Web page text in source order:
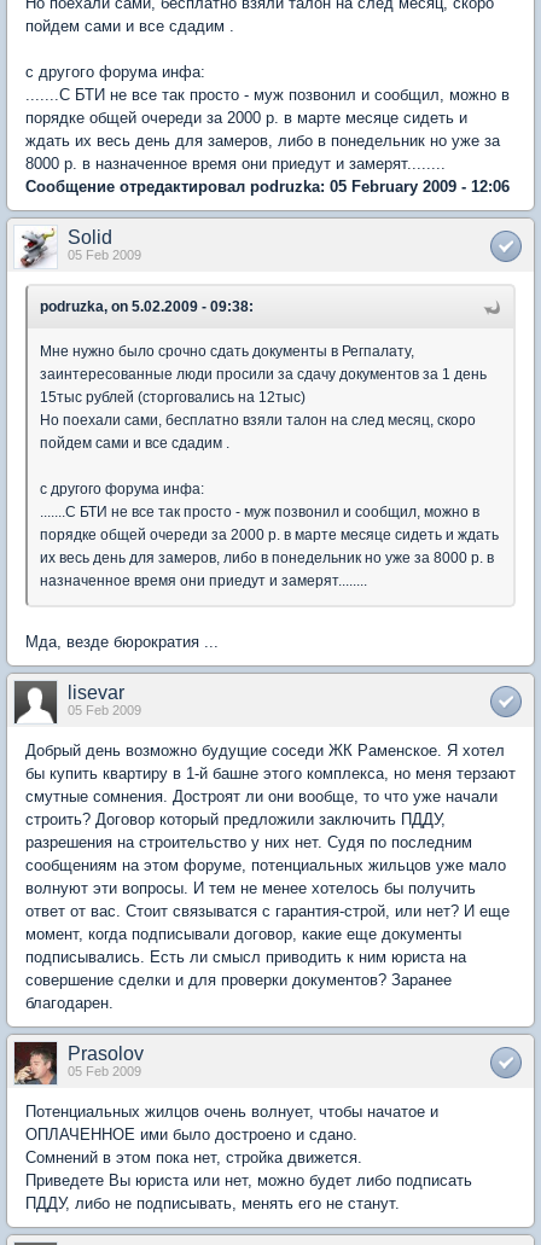
пойдем сами и все сдадим .
с другого форума инфа:
.......С БТИ не все так просто - муж позвонил и сообщил, можно в
порядке общей очереди за 2000 р. в марте месяце сидеть и
ждать их весь день для замеров, либо в понедельник но уже за
8000 р. в назначенное время они приедут и замерят........
Сообщение отредактировал podruzka: 05 February 2009 - 12:06
Solid
05 Feb 2009
podruzka, on 5.02.2009 - 09:38:
Мне нужно было срочно сдать документы в Регпалату,
заинтересованные люди просили за сдачу документов за 1 день
15тыс рублей (сторговались на 12тыс)
Но поехали сами, бесплатно взяли талон на след месяц, скоро
пойдем сами и все сдадим .
с другого форума инфа:
.......С БТИ не все так просто - муж позвонил и сообщил, можно в
порядке общей очереди за 2000 р. в марте месяце сидеть и ждать
их весь день для замеров, либо в понедельник но уже за 8000 р. в
назначенное время они приедут и замерят........
Мда, везде бюрократия ...
lisevar
05 Feb 2009
Добрый день возможно будущие соседи ЖК Раменское. Я хотел
бы купить квартиру в 1-й башне этого комплекса, но меня терзают
смутные сомнения. Достроят ли они вообще, то что уже начали
строить? Договор который предложили заключить ПДДУ,
разрешения на строительство у них нет. Судя по последним
сообщениям на этом форуме, потенциальных жильцов уже мало
волнуют эти вопросы. И тем не менее хотелось бы получить
ответ от вас. Стоит связыватся с гарантия-строй, или нет? И еще
момент, когда подписывали договор, какие еще документы
подписывались. Есть ли смысл приводить к ним юриста на
совершение сделки и для проверки документов? Заранее
благодарен.
Prasolov
05 Feb 2009
Потенциальных жилцов очень волнует, чтобы начатое и
ОПЛАЧЕННОЕ ими было достроено и сдано.
Сомнений в этом пока нет, стройка движется.
Приведете Вы юриста или нет, можно будет либо подписать
ПДДУ, либо не подписывать, менять его не станут.